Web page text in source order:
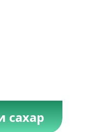
сахар